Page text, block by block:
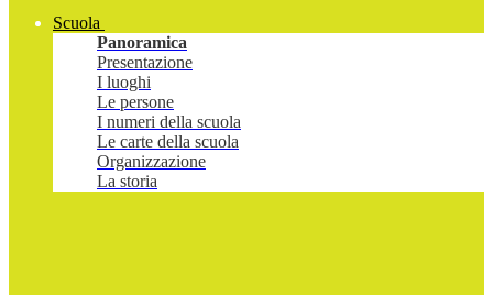
Scuola
Panoramica
Presentazione
I luoghi
Le persone
I numeri della scuola
Le carte della scuola
Organizzazione
La storia